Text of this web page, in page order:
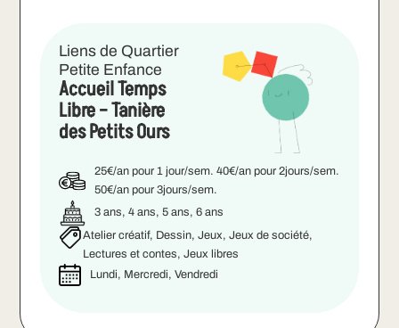
Liens de Quartier
Petite Enfance
Accueil Temps
Libre – Tanière
des Petits Ours
25€/an pour 1 jour/sem. 40€/an pour 2jours/sem.
50€/an pour 3jours/sem.
3 ans, 4 ans, 5 ans, 6 ans
Atelier créatif, Dessin, Jeux, Jeux de société,
Lectures et contes, Jeux libres
Lundi, Mercredi, Vendredi